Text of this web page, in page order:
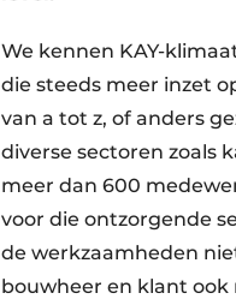
We kennen KAY-
die steeds meer inzet
van a tot z, of anders
diverse sectoren zoals
meer dan 600
voor die ontzorgende
de werkzaamheden
bouwheer en klant